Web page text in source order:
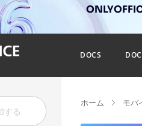
DOCS
ホーム モバ